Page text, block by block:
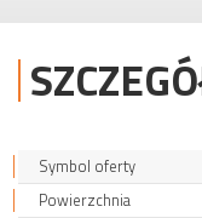
Symbol oferty
Powierzchnia